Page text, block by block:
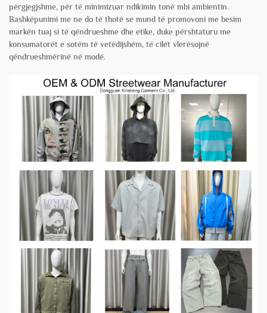
përgjegjshme, për të minimizuar ndikimin tonë mbi ambientin.
Bashkëpunimi me ne do të thotë se mund të promovoni me besim
markën tuaj si të qëndrueshme dhe etike, duke përshtaturu me
konsumatorët e sotëm të vetëdijshëm, të cilët vlerësojnë
qëndrueshmërinë në modë.